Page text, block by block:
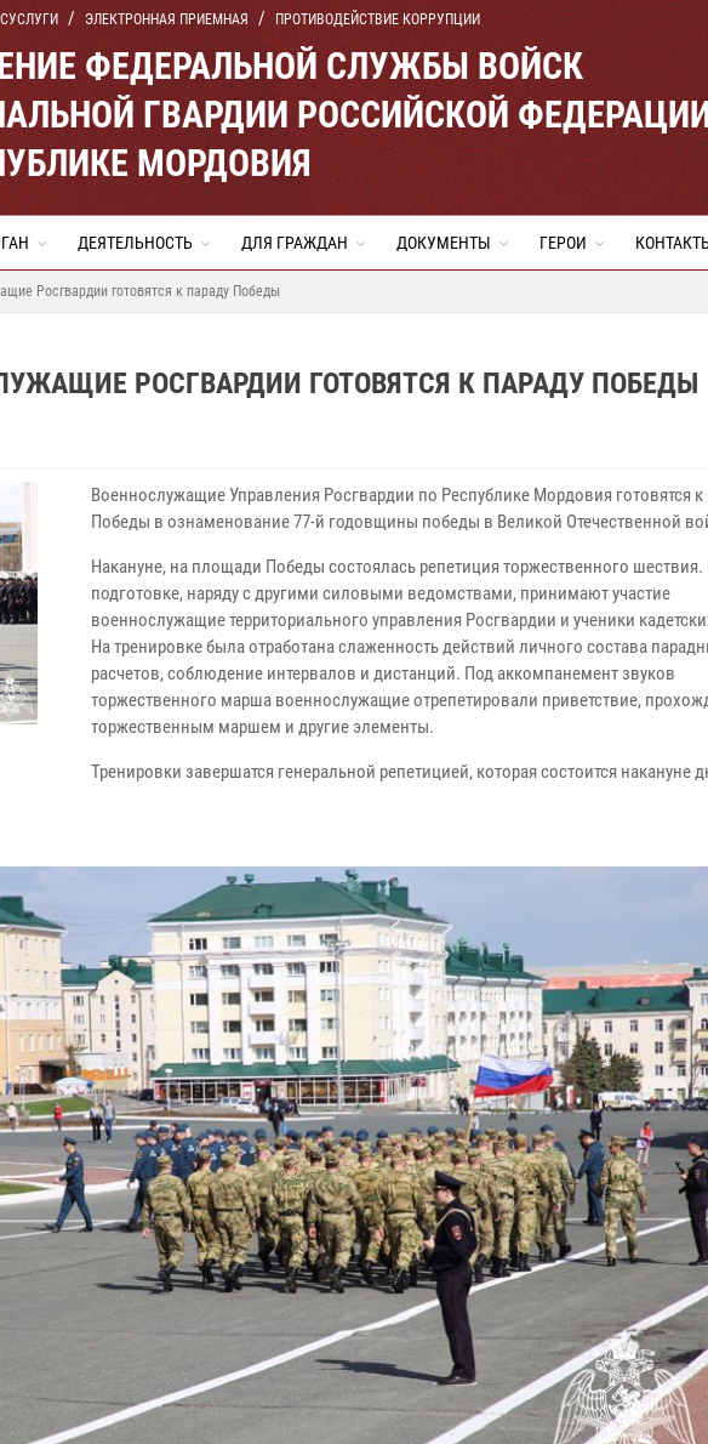
ЭЛЕКТРОННАЯ ПРИЕМНАЯ ПРОТИВОДЕЙСТВИЕ КОРРУПЦИИ
ФЕДЕРАЛЬНОЙ СЛУЖБЫ ВОЙСК
ГВАРДИИ РОССИЙСКОЙ
МОРДОВИЯ
ДЕЯТЕЛЬНОСТЬ ДЛЯ ГРАЖДАН ДОКУМЕНТЫ ГЕРОИ
Росгвардии готовятся к параду Победы
РОСГВАРДИИ ГОТОВЯТСЯ К ПАРАДУ ПОБЕДЫ
Военнослужащие Управления Росгвардии по Республике Мордовия готовятся к
Победы в ознаменование 77-й годовщины победы в Великой Отечественной
Накануне, на площади Победы состоялась репетиция торжественного шествия.
подготовке, наряду с другими силовыми ведомствами, принимают участие
военнослужащие территориального управления Росгвардии и ученики
На тренировке была отработана слаженность действий личного состава
расчетов, соблюдение интервалов и дистанций. Под аккомпанемент звуков
торжественного марша военнослужащие отрепетировали приветствие,
торжественным маршем и другие элементы.
Тренировки завершатся генеральной репетицией, которая состоится накануне